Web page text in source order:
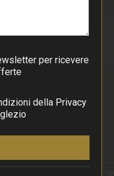
per ricevere
della Privacy